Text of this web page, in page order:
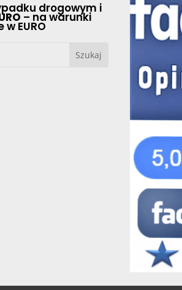
drogowym i
– na warunki
EURO